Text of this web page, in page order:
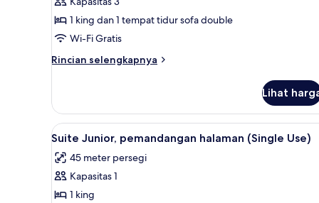
pemandangan
halaman
1 king dan 1 tempat tidur sofa double
Wi-Fi Gratis
Rincian selengkapnya
Rincian
Suite
Junior,
pemandangan
Lihat
Lihat
semua
foto
untuk
Suite
Smart TV 55-inci dengan
5
Suite Junior, pemandangan halaman (Single Use)
45 meter persegi
Kapasitas 1
1 king